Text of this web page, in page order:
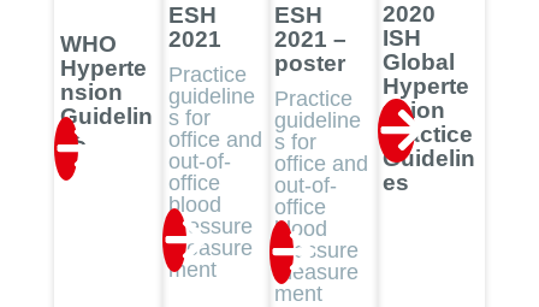
WHO
Hyperte
nsion
Guidelin
es
ESH
2021
Practice
guideline
s for
office and
out-of-
office
blood
pressure
measure
ment
ESH
2021 –
poster
Practice
guideline
s for
office and
out-of-
office
blood
pressure
measure
ment
2020
ISH
Global
Hyperte
nsion
Practice
Guidelin
es